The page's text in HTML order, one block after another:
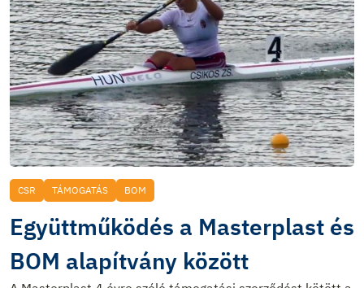
CSR TÁMOGATÁS BOM
Együttműködés a Masterplast és
BOM alapítvány között